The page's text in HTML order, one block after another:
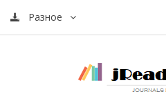
Разное